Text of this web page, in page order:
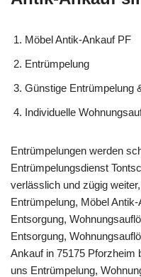
Möbel Antik-Ankauf PF
Entrümpelung
Günstige Entrümpelung
Individuelle
Entrümpelungen werden
Entrümpelungsdienst
verlässlich und zügig
Entrümpelung, Möbel
Entsorgung,
Entsorgung,
Ankauf in 75175 Pforzheim
uns Entrümpelung,